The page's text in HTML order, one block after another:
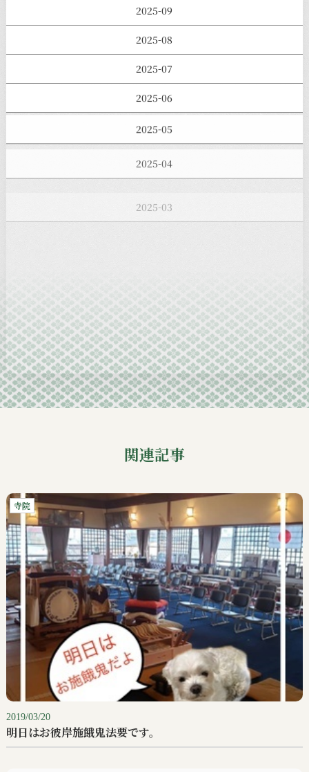
2025-09
2025-08
2025-07
2025-06
2025-05
2025-02
2024-10
2024-09
関連記事
寺院
2019/03/20
明日はお彼岸施餓鬼法要です。